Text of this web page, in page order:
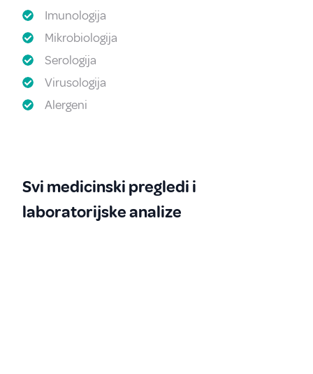
Imunologija
Mikrobiologija
Serologija
Virusologija
Alergeni
Svi medicinski pregledi i
laboratorijske analize